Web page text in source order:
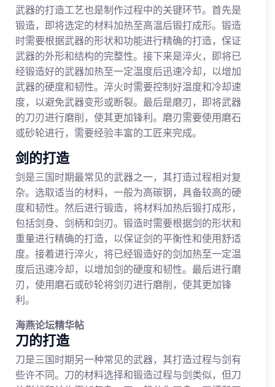
武器的打造工艺也是制作过程中的关键环节。首先是
锻造，即将选定的材料加热至高温后锻打成形。锻造
时需要根据武器的形状和功能进行精确的打造，保证
武器的外形和结构的完整性。接下来是淬火，即将已
经锻造好的武器加热至一定温度后迅速冷却，以增加
武器的硬度和韧性。淬火时需要控制好温度和冷却速
度，以避免武器变形或断裂。最后是磨刃，即将武器
的刀刃进行磨削，使其更加锋利。磨刃需要使用磨石
或砂轮进行，需要经验丰富的工匠来完成。
剑的打造
剑是三国时期最常见的武器之一，其打造过程相对复
杂。选取适当的材料，一般为高碳钢，具备较高的硬
度和韧性。然后进行锻造，将材料加热后锻打成形，
包括剑身、剑柄和剑刃。锻造时需要根据剑的形状和
重量进行精确的打造，以保证剑的平衡性和使用舒适
度。接着进行淬火，将已经锻造好的剑加热至一定温
度后迅速冷却，以增加剑的硬度和韧性。最后进行磨
刃，使用磨石或砂轮将剑刃进行磨削，使其更加锋
利。
海燕论坛精华帖
刀的打造
刀是三国时期另一种常见的武器，其打造过程与剑有
些许不同。刀的材料选择和锻造过程与剑类似，但刀